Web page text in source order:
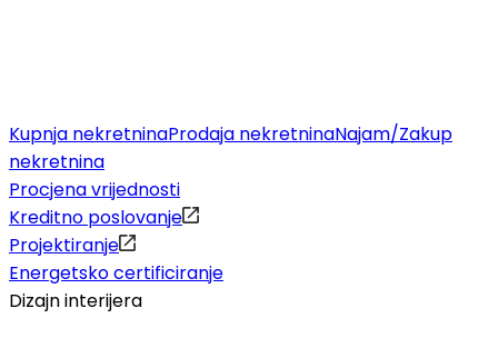
Kupnja nekretninaProdaja nekretninaNajam/Zakup
nekretnina
Procjena vrijednosti
Kreditno poslovanje
Projektiranje
Energetsko certificiranje
Dizajn interijera